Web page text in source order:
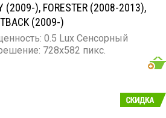
(2009-), FORESTER (2008-2013),
(2009-)
0.5 Lux Сенсорный
728x582 пикс.